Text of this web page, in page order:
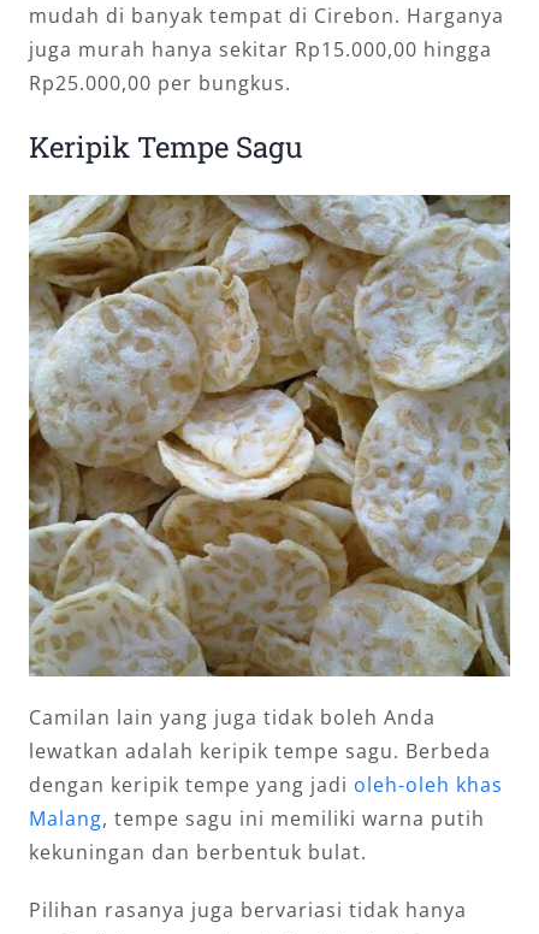
mudah di banyak tempat di Cirebon. Harganya
juga murah hanya sekitar Rp15.000,00 hingga
Rp25.000,00 per bungkus.
Keripik Tempe Sagu
Camilan lain yang juga tidak boleh Anda
lewatkan adalah keripik tempe sagu. Berbeda
dengan keripik tempe yang jadi oleh-oleh khas
Malang, tempe sagu ini memiliki warna putih
kekuningan dan berbentuk bulat.
Pilihan rasanya juga bervariasi tidak hanya